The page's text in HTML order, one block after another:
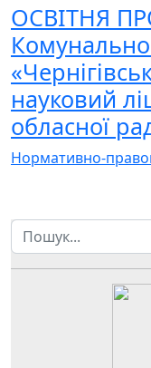
ОСВІТНЯ
науковий
обласної
Нормативно-
Пошук